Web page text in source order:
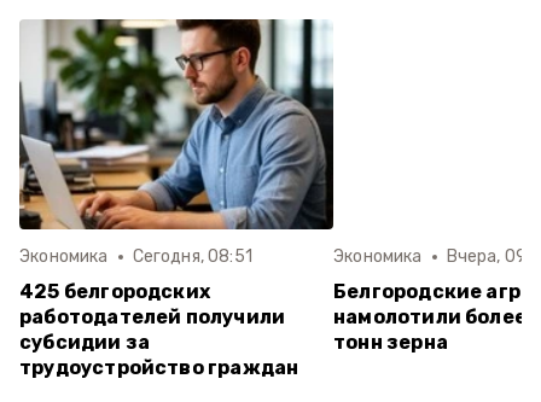
Экономика Сегодня, 08:51
425 белгородских
работодателей получили
субсидии за
трудоустройство граждан
Экономика Вчера,
Белгородские
намолотили более
тонн зерна